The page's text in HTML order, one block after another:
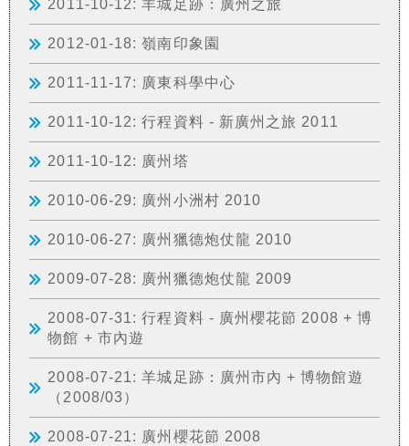
2011-10-12: 羊城足跡：廣州之旅
2012-01-18: 嶺南印象園
2011-11-17: 廣東科學中心
2011-10-12: 行程資料 - 新廣州之旅 2011
2011-10-12: 廣州塔
2010-06-29: 廣州小洲村 2010
2010-06-27: 廣州獵德炮仗龍 2010
2009-07-28: 廣州獵德炮仗龍 2009
2008-07-31: 行程資料 - 廣州櫻花節 2008 + 博
物館 + 市內遊
2008-07-21: 羊城足跡：廣州市內 + 博物館遊
（2008/03）
2008-07-21: 廣州櫻花節 2008